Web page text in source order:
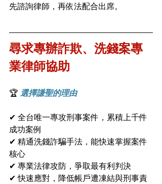
先諮詢律師，再依法配合出席。
尋求專辦詐欺、洗錢案專
業律師協助
🏆 選擇謙聖的理由
✔ 全台唯一專攻刑事案件，累積上千件
成功案例
✔ 精通洗錢詐騙手法，能快速掌握案件
核心
✔ 專業法律攻防，爭取最有利判決
✔ 快速應對，降低帳戶遭凍結與刑事責